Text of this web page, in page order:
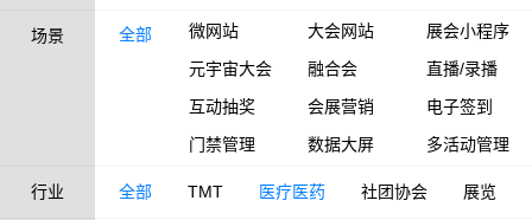
场景 全部 微网站 大会网站
展会小程序
元宇宙大会
融合会
直播/录播
互动抽奖
会展营销
电子签到
门禁管理
数据大屏 多活动管理
行业 全部 TMT 医疗医药 社团协会 展览